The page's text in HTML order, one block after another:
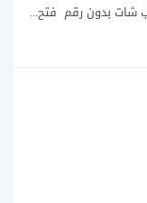
فتح سناب شات بدون حساب تسجيل دخول سناب شات بدون رقم فتح حساب سناب...